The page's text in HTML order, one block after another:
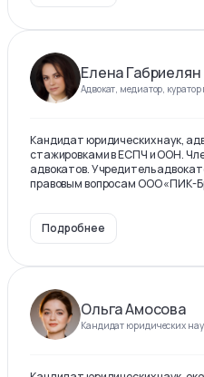
Елена Габриелян
Адвокат, медиатор, куратор
Кандидат юридических наук,
стажировками в ЕСПЧ и ООН.
адвокатов. Учредитель
правовым вопросам ООО «ПИК-
Подробнее
Ольга Амосова
Кандидат юридических